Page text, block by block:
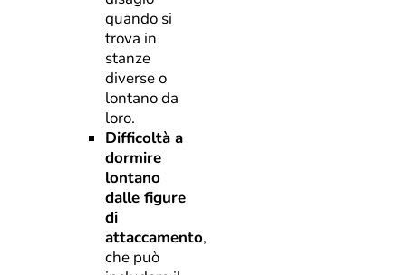
quando si
trova in
stanze
diverse o
lontano da
loro.
Difficoltà a
dormire
lontano
dalle figure
di
attaccamento,
che può